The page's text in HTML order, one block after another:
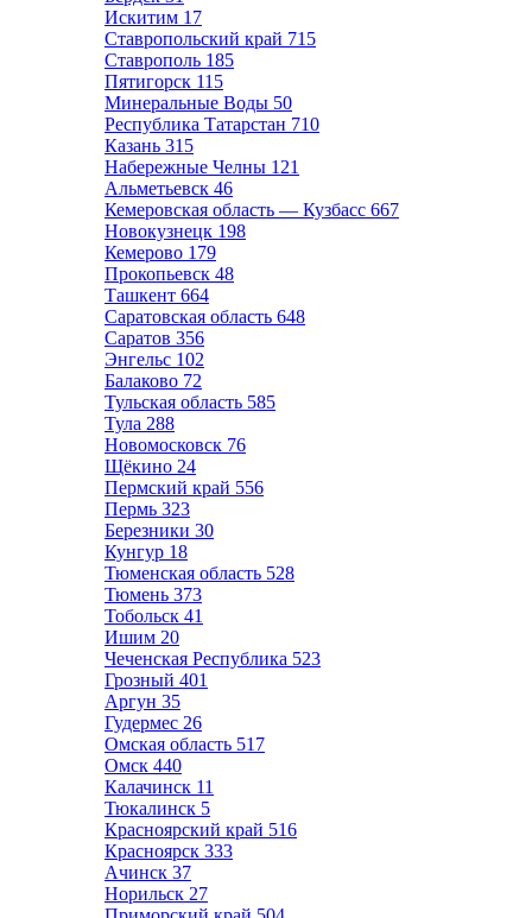
Искитим 17
Ставропольский край 715
Ставрополь 185
Пятигорск 115
Минеральные Воды 50
Республика Татарстан 710
Казань 315
Набережные Челны 121
Альметьевск 46
Кемеровская область — Кузбасс 667
Новокузнецк 198
Кемерово 179
Прокопьевск 48
Ташкент 664
Саратовская область 648
Саратов 356
Энгельс 102
Балаково 72
Тульская область 585
Тула 288
Новомосковск 76
Щёкино 24
Пермский край 556
Пермь 323
Березники 30
Кунгур 18
Тюменская область 528
Тюмень 373
Тобольск 41
Ишим 20
Чеченская Республика 523
Грозный 401
Аргун 35
Гудермес 26
Омская область 517
Омск 440
Калачинск 11
Тюкалинск 5
Красноярский край 516
Красноярск 333
Ачинск 37
Норильск 27